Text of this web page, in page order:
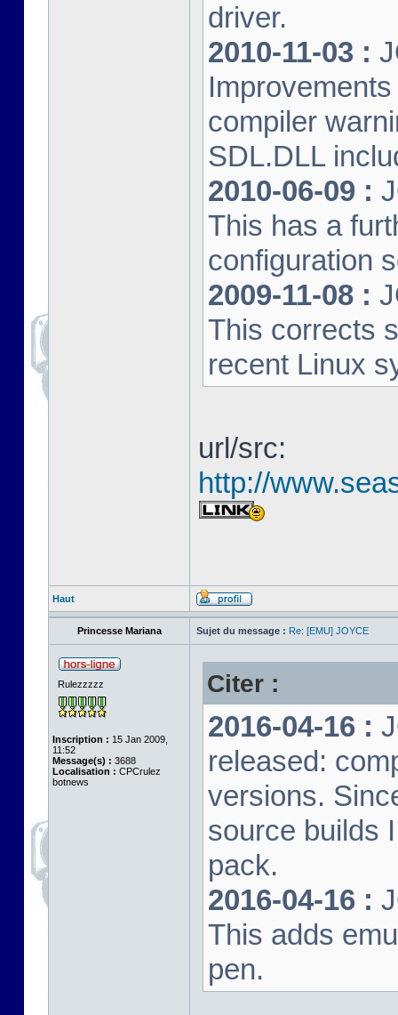
driver.
2010-11-03 :
compiler
SDL.DLL
2010-06-09 :
This has a
configuration
2009-11-08 :
This corrects
recent Linux
url/src:
http://
Haut
Princesse Mariana Sujet du message : Re: [EMU] JOYCE
Rulezzzzz
Inscription : 15 Jan 2009,
11:52
Message(s) : 3688
Localisation : CPCrulez
botnews
Citer :
2016-04-16 :
released:
versions.
source builds
pack.
2016-04-16 :
This adds
pen.